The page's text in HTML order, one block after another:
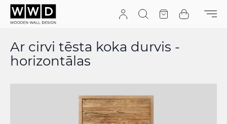
Pāriet uz saturu
MeklētTāmeGrozs
Ar cirvi tēsta koka durvis -
horizontālas